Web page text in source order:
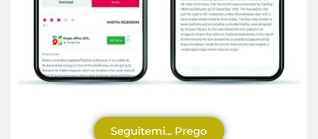
Seguitemi... Prego